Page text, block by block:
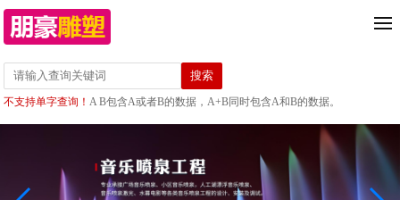
不支持单字查询！A B包含A或者B的数据，A+B同时包含A和B的数据。